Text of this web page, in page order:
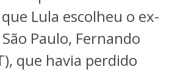
Lula escolheu o ex-
Paulo, Fernando
que havia perdido